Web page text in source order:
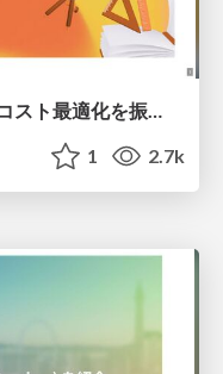
1 2.7k